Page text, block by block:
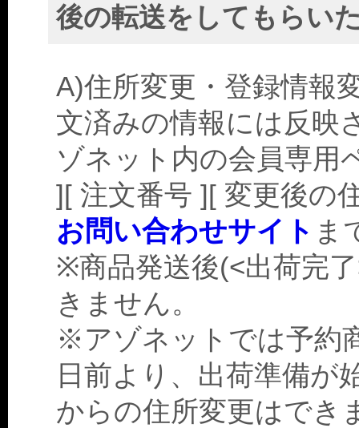
後の転送をしてもらい
A)住所変更・登録情報
文済みの情報には反映
ゾネット内の会員専用
][ 注文番号 ][ 変更後の
お問い合わせサイト ま
※商品発送後(<出荷完
きません。
※アゾネットでは予約
日前より、出荷準備が
からの住所変更はでき